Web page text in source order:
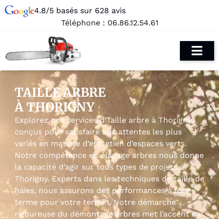
4.8/5 basés sur 628 avis
Téléphone : 06.86.12.54.61
TAILLE ARBRE
À THORIGNY
Explorez nos services d’Taille arbre à Thorigny,
conçus pour satisfaire aux attentes les plus
variés en matière d’entretien d’espaces verts.
Notre compétence en élagage arbres nous donne
la capacité d’agir sur tous types de projets à
Thorigny. Experts dans les techniques de taille de
haies, nous assurons des performances à long
terme pour votre terrain. Notre démarche
rigoureuse du démontage arbres met l’accent sur